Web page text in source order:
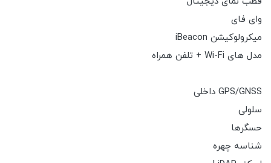
وای فای
میکرولوکیشن iBeacon
مدل های Wi-Fi + تلفن همراه
GPS/GNSS داخلی
سلولی
حسگرها
شناسه چهره